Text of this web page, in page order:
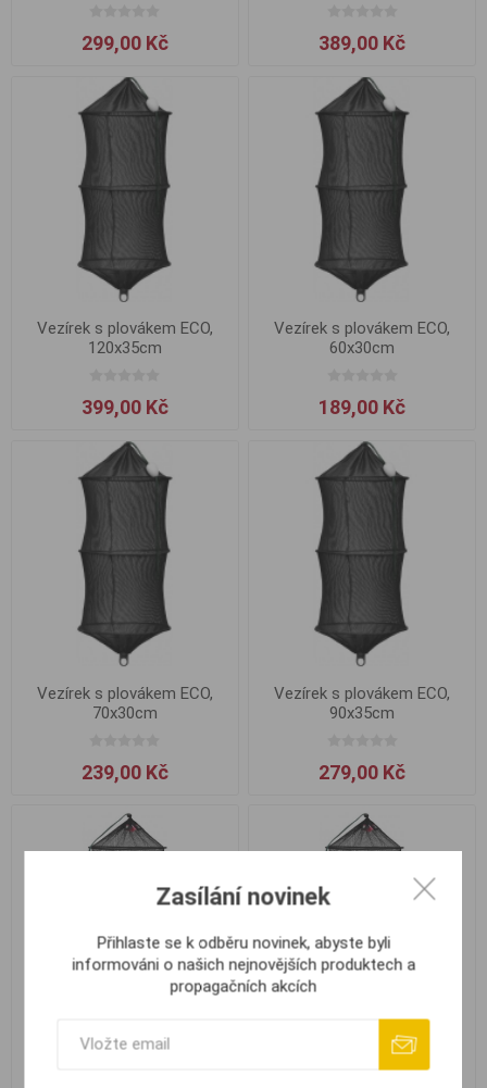
299,00 Kč 389,00 Kč
Vezírek s plovákem ECO,
120x35cm
399,00 Kč
Vezírek s plovákem ECO,
60x30cm
189,00 Kč
Vezírek s plovákem ECO,
70x30cm
239,00 Kč
Vezírek s plovákem ECO,
90x35cm
279,00 Kč
Vezírek s plovákem Suretti,
120cm
Zasílání novinek
Přihlaste se k odběru novinek, abyste byli
informováni o našich nejnovějších produktech a
propagačních akcích